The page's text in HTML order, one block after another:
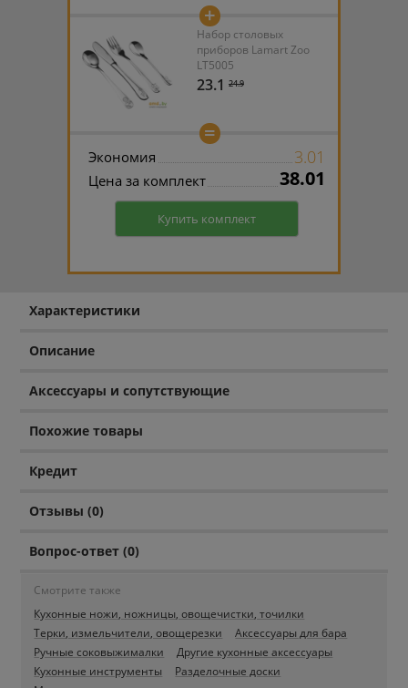
+
Набор столовых
приборов Lamart Zoo
LT5005
23.1 24.9
=
Экономия 3.01
Цена за комплект 38.01
Купить комплект
Характеристики
Описание
Аксессуары и сопутствующие
Похожие товары
Кредит
Отзывы (0)
Вопрос-ответ (0)
Смотрите также
Кухонные ножи, ножницы, овощечистки, точилки
Терки, измельчители, овощерезки
Аксессуары для бара
Ручные соковыжималки
Другие кухонные аксессуары
Кухонные инструменты
Разделочные доски